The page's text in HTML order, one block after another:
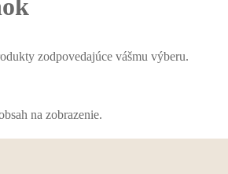
zodpovedajúce vášmu výberu.
na zobrazenie.